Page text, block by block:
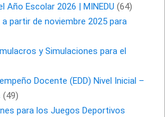
Año Escolar 2026 | MINEDU (64)
partir de noviembre 2025 para
y Simulaciones para el
Docente (EDD) Nivel Inicial –
(49)
para los Juegos Deportivos